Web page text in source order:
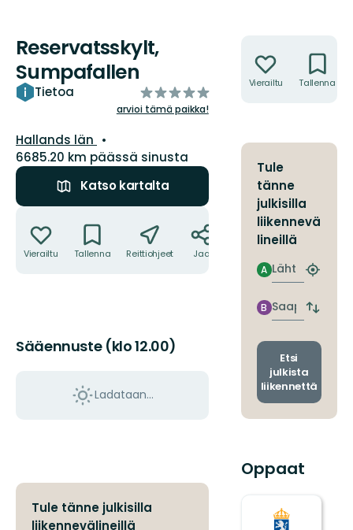
Reservatsskylt,
Sumpafallen
Tietoa
/5
tähteä
arvioi tämä paikka!
Kunta:
Hallands län
6685.20 km päässä sinusta
Katso kartalta
Vierailtu Tallenna Reittiohjeet Jaa
Sääennuste (klo 12.00)
Ladataan…
Tule tänne julkisilla
liikennevälineillä
Vierailtu Tallenna
Tule
tänne
julkisilla
liikennevä
lineillä
Lähtö
A
Etsi
pysäkki
Saapuminen
B
Vaihda
ja
Etsi
julkista
liikennettä
Oppaat